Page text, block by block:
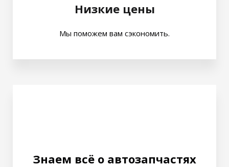
Низкие цены
Мы поможем вам сэкономить.
Знаем всё о автозапчастях